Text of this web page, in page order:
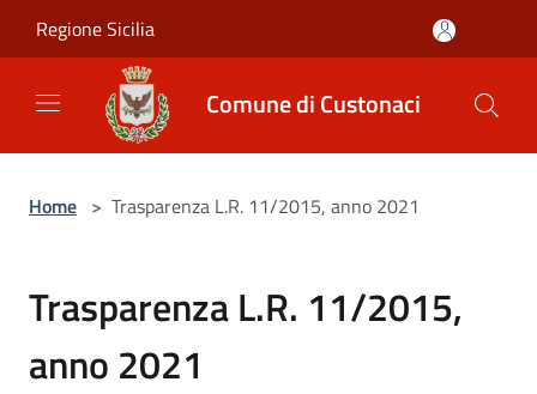
Regione Sicilia
Comune di Custonaci
Home > Trasparenza L.R. 11/2015, anno 2021
Trasparenza L.R. 11/2015,
anno 2021